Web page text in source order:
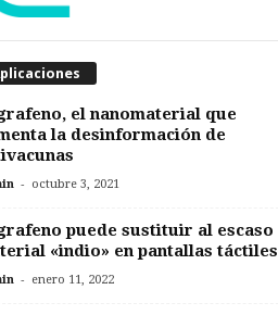
el nanomaterial que
la desinformación de
- octubre 3, 2021
puede sustituir al escaso
«indio» en pantallas táctiles
- enero 11, 2022